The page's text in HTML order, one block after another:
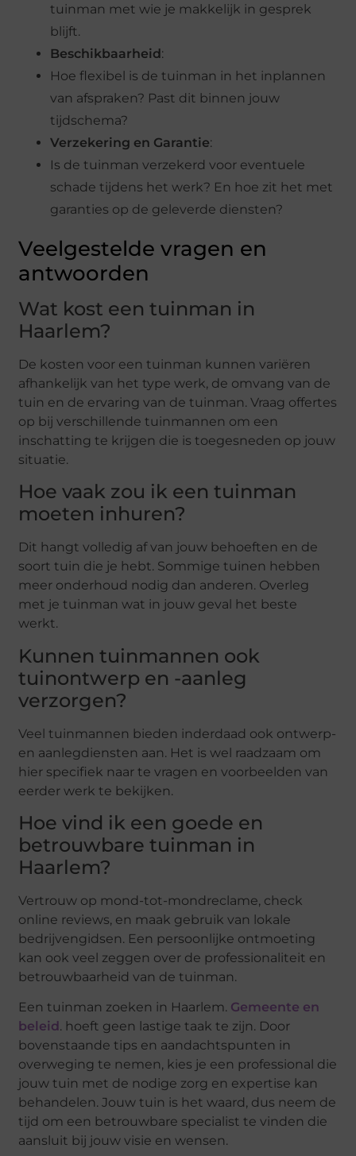
tuinman met wie je makkelijk in gesprek
blijft.
Beschikbaarheid:
Hoe flexibel is de tuinman in het inplannen
van afspraken? Past dit binnen jouw
tijdschema?
Verzekering en Garantie:
Is de tuinman verzekerd voor eventuele
schade tijdens het werk? En hoe zit het met
garanties op de geleverde diensten?
Veelgestelde vragen en
antwoorden
Wat kost een tuinman in
Haarlem?
De kosten voor een tuinman kunnen variëren
afhankelijk van het type werk, de omvang van de
tuin en de ervaring van de tuinman. Vraag offertes
op bij verschillende tuinmannen om een
inschatting te krijgen die is toegesneden op jouw
situatie.
Hoe vaak zou ik een tuinman
moeten inhuren?
Dit hangt volledig af van jouw behoeften en de
soort tuin die je hebt. Sommige tuinen hebben
meer onderhoud nodig dan anderen. Overleg
met je tuinman wat in jouw geval het beste
werkt.
Kunnen tuinmannen ook
tuinontwerp en -aanleg
verzorgen?
Veel tuinmannen bieden inderdaad ook ontwerp-
en aanlegdiensten aan. Het is wel raadzaam om
hier specifiek naar te vragen en voorbeelden van
eerder werk te bekijken.
Hoe vind ik een goede en
betrouwbare tuinman in
Haarlem?
Vertrouw op mond-tot-mondreclame, check
online reviews, en maak gebruik van lokale
bedrijvengidsen. Een persoonlijke ontmoeting
kan ook veel zeggen over de professionaliteit en
betrouwbaarheid van de tuinman.
Een tuinman zoeken in Haarlem. Gemeente en
beleid . hoeft geen lastige taak te zijn. Door
bovenstaande tips en aandachtspunten in
overweging te nemen, kies je een professional die
jouw tuin met de nodige zorg en expertise kan
behandelen. Jouw tuin is het waard, dus neem de
tijd om een betrouwbare specialist te vinden die
aansluit bij jouw visie en wensen.